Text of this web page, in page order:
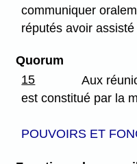
communiquer
réputés avoir
Quorum
15
Aux
est constitué par la
POUVOIRS ET